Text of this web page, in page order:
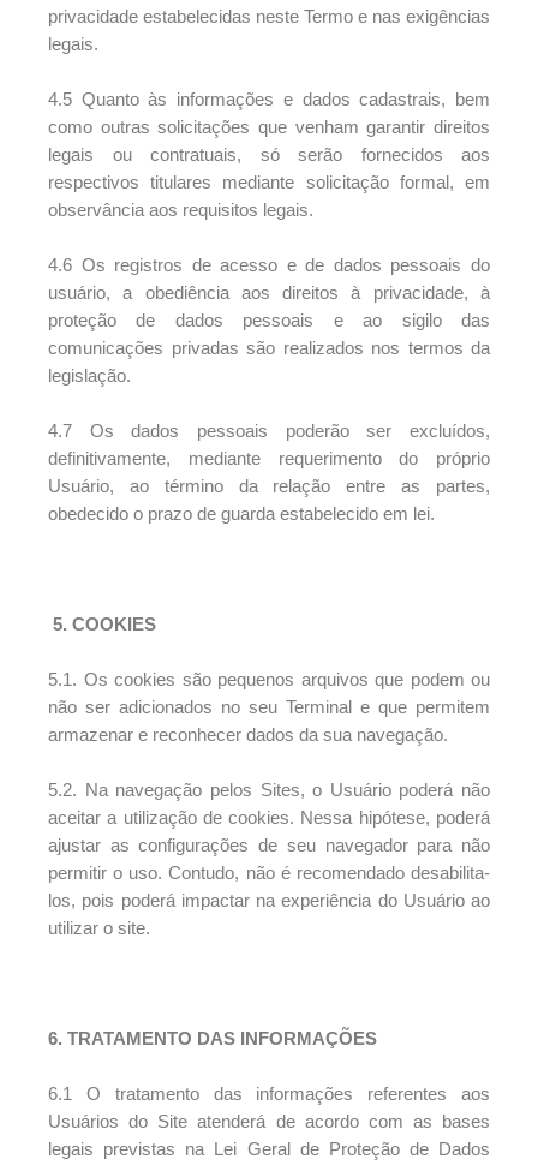
privacidade estabelecidas neste Termo e nas exigências
legais.
4.5 Quanto às informações e dados cadastrais, bem
como outras solicitações que venham garantir direitos
legais ou contratuais, só serão fornecidos aos
respectivos titulares mediante solicitação formal, em
observância aos requisitos legais.
4.6 Os registros de acesso e de dados pessoais do
usuário, a obediência aos direitos à privacidade, à
proteção de dados pessoais e ao sigilo das
comunicações privadas são realizados nos termos da
legislação.
4.7 Os dados pessoais poderão ser excluídos,
definitivamente, mediante requerimento do próprio
Usuário, ao término da relação entre as partes,
obedecido o prazo de guarda estabelecido em lei.
5. COOKIES
5.1. Os cookies são pequenos arquivos que podem ou
não ser adicionados no seu Terminal e que permitem
armazenar e reconhecer dados da sua navegação.
5.2. Na navegação pelos Sites, o Usuário poderá não
aceitar a utilização de cookies. Nessa hipótese, poderá
ajustar as configurações de seu navegador para não
permitir o uso. Contudo, não é recomendado desabilita-
los, pois poderá impactar na experiência do Usuário ao
utilizar o site.
6. TRATAMENTO DAS INFORMAÇÕES
6.1 O tratamento das informações referentes aos
Usuários do Site atenderá de acordo com as bases
legais previstas na Lei Geral de Proteção de Dados